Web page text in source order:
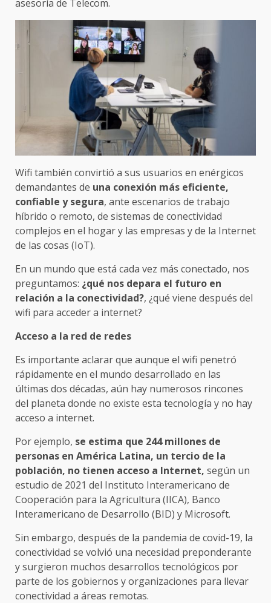
asesoría de Telecom.
Wifi también convirtió a sus usuarios en enérgicos
demandantes de una conexión más eficiente,
confiable y segura, ante escenarios de trabajo
híbrido o remoto, de sistemas de conectividad
complejos en el hogar y las empresas y de la Internet
de las cosas (IoT).
En un mundo que está cada vez más conectado, nos
preguntamos: ¿qué nos depara el futuro en
relación a la conectividad?, ¿qué viene después del
wifi para acceder a internet?
Acceso a la red de redes
Es importante aclarar que aunque el wifi penetró
rápidamente en el mundo desarrollado en las
últimas dos décadas, aún hay numerosos rincones
del planeta donde no existe esta tecnología y no hay
acceso a internet.
Por ejemplo, se estima que 244 millones de
personas en América Latina, un tercio de la
población, no tienen acceso a Internet, según un
estudio de 2021 del Instituto Interamericano de
Cooperación para la Agricultura (IICA), Banco
Interamericano de Desarrollo (BID) y Microsoft.
Sin embargo, después de la pandemia de covid-19, la
conectividad se volvió una necesidad preponderante
y surgieron muchos desarrollos tecnológicos por
parte de los gobiernos y organizaciones para llevar
conectividad a áreas remotas.